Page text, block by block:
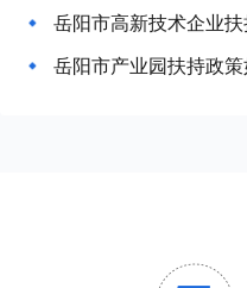
岳阳市高新技术企业
岳阳市产业园扶持政